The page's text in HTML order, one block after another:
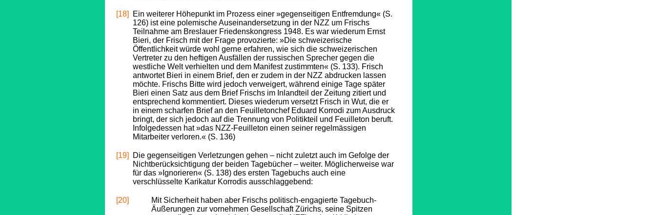
[18]
Ein weiterer Höhepunkt im Prozess einer »gegenseitigen Entfremdung« (S.
126) ist eine polemische Auseinandersetzung in der NZZ um Frischs
Teilnahme am Breslauer Friedenskongress 1948. Es war wiederum Ernst
Bieri, der Frisch mit der Frage provozierte: »Die schweizerische
Öffentlichkeit würde wohl gerne erfahren, wie sich die schweizerischen
Vertreter zu den heftigen Ausfällen der russischen Sprecher gegen die
westliche Welt verhielten und dem Manifest zustimmten« (S. 133). Frisch
antwortet Bieri in einem Brief, den er zudem in der NZZ abdrucken lassen
möchte. Frischs Bitte wird jedoch verweigert, während einige Tage später
Bieri einen Satz aus dem Brief Frischs im Inlandteil der Zeitung zitiert und
entsprechend kommentiert. Dieses wiederum versetzt Frisch in Wut, die er
in einem scharfen Brief an den Feuilletonchef Eduard Korrodi zum Ausdruck
bringt, der sich jedoch auf die Trennung von Politikteil und Feuilleton beruft.
Infolgedessen hat »das NZZ-Feuilleton einen seiner regelmässigen
Mitarbeiter verloren.« (S. 136)
[19]
Die gegenseitigen Verletzungen gehen – nicht zuletzt auch im Gefolge der
Nichtberücksichtigung der beiden Tagebücher – weiter. Möglicherweise war
für das »Ignorieren« (S. 138) des ersten Tagebuchs auch eine
verschlüsselte Karikatur Korrodis ausschlaggebend:
[20]
Mit Sicherheit haben aber Frischs politisch-engagierte Tagebuch-
Äußerungen zur vornehmen Gesellschaft Zürichs, seine Spitzen